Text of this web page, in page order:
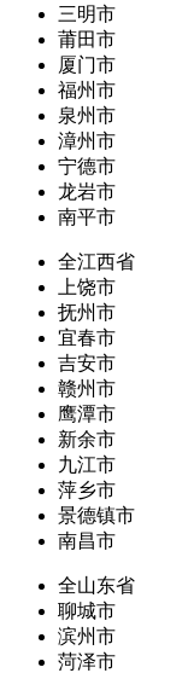
三明市
莆田市
厦门市
福州市
泉州市
漳州市
宁德市
龙岩市
南平市
全江西省
上饶市
抚州市
宜春市
吉安市
赣州市
鹰潭市
新余市
九江市
萍乡市
景德镇市
南昌市
全山东省
聊城市
滨州市
菏泽市